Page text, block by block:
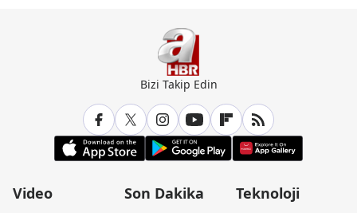
Bizi Takip Edin
Video
Son Dakika
Teknoloji